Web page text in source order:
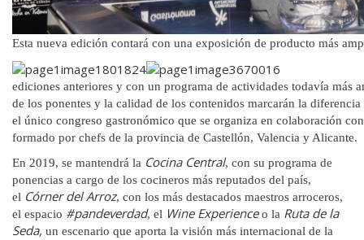
Esta nueva edición contará con una exposición de producto más
ediciones anteriores y con un programa de actividades todavía más
de los ponentes y la calidad de los contenidos marcarán la diferencia
el único congreso gastronómico que se organiza en colaboración
formado por chefs de la provincia de Castellón, Valencia y Alicante.
En 2019, se mantendrá la Cocina Central, con su programa de
ponencias a cargo de los cocineros más reputados del país,
el Córner del Arroz, con los más destacados maestros arroceros,
el espacio #pandeverdad, el Wine Experienceo la Ruta de la
Seda, un escenario que aporta la visión más internacional de la